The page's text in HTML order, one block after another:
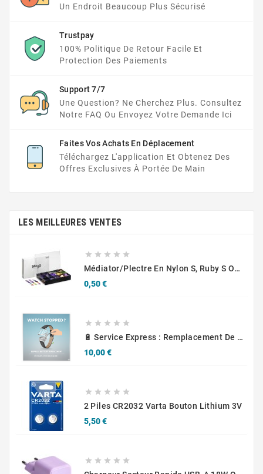
Un Endroit Beaucoup Plus Sécurisé
Trustpay
100% Politique De Retour Facile Et
Protection Des Paiements
Support 7/7
Une Question? Ne Cherchez Plus. Consultez
Notre FAQ Ou Envoyez Votre Demande Ici
Faites Vos Achats En Déplacement
Téléchargez L'application Et Obtenez Des
Offres Exclusives À Portée De Main
LES MEILLEURES VENTES
    
Médiator/plectre En Nylon S, Ruby S Ou Touch L - STAGG PBOX10
0,50 €Prix
    
🔋 Service Express : Remplacement De Piles D'Horlogerie
10,00 €Prix
    
2 Piles CR2032 Varta Bouton Lithium 3V
5,50 €Prix
    